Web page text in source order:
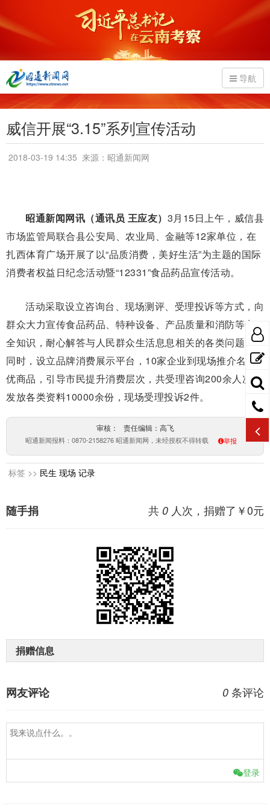
导航
威信开展“3.15”系列宣传活动
2018-03-19 14:35 来源：昭通新闻网
昭通新闻网讯（通讯员 王应友） 3月15日上午，威信县
市场监管局联合县公安局、农业局、金融等12家单位，在
扎西体育广场开展了以“品质消费，美好生活”为主题的国际
消费者权益日纪念活动暨“12331”食品药品宣传活动。
活动采取设立咨询台、现场测评、受理投诉等方式，向
群众大力宣传食品药品、特种设备、产品质量和消防等安
全知识，耐心解答与人民群众生活息息相关的各类问题；
同时，设立品牌消费展示平台，10家企业到现场推介名特
优商品，引导市民提升消费层次，共受理咨询200余人次，
发放各类资料10000余份，现场受理投诉2件。
审核： 责任编辑：高飞
昭通新闻报料：0870-2158276 昭通新闻网，未经授权不得转载 举报
标签 >> 民生 现场 记录
共 0 人次，捐赠了￥0元
随手捐
捐赠信息
0 条评论
网友评论
登录